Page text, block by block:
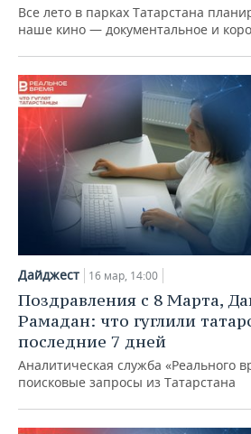
Все лето в парках Татарстана
наше кино — документальное и
Дайджест 16 мар, 14:00
Поздравления с 8 Марта,
Рамадан: что гуглили
последние 7 дней
Аналитическая служба «Реального
поисковые запросы из Татарстана